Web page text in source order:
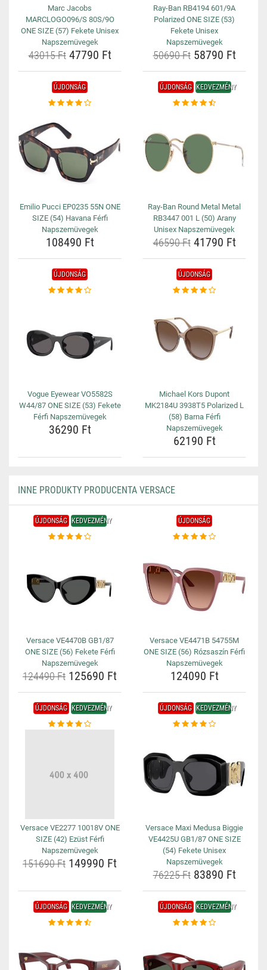
Marc Jacobs
MARCLOGO096/S 80S/9O
ONE SIZE (57) Fekete Unisex
Napszemüvegek
43015 Ft47790 Ft
Ray-Ban RB4194 601/9A
Polarized ONE SIZE (53)
Fekete Unisex
Napszemüvegek
50690 Ft58790 Ft
ÚJDONSÁG
Emilio Pucci EP0235 55N ONE
SIZE (54) Havana Férfi
Napszemüvegek
108490 Ft
ÚJDONSÁG KEDVEZMÉNY
Ray-Ban Round Metal Metal
RB3447 001 L (50) Arany
Unisex Napszemüvegek
46590 Ft41790 Ft
ÚJDONSÁG
Vogue Eyewear VO5582S
W44/87 ONE SIZE (53) Fekete
Férfi Napszemüvegek
36290 Ft
ÚJDONSÁG
Michael Kors Dupont
MK2184U 3938T5 Polarized L
(58) Barna Férfi
Napszemüvegek
62190 Ft
INNE PRODUKTY PRODUCENTA VERSACE
ÚJDONSÁG KEDVEZMÉNY
Versace VE4470B GB1/87
ONE SIZE (56) Fekete Férfi
Napszemüvegek
124490 Ft 125690 Ft
ÚJDONSÁG
Versace VE4471B 54755M
ONE SIZE (56) Rózsaszín Férfi
Napszemüvegek
124090 Ft
ÚJDONSÁG KEDVEZMÉNY
Versace VE2277 10018V ONE
SIZE (42) Ezüst Férfi
Napszemüvegek
151690 Ft 149990 Ft
ÚJDONSÁG KEDVEZMÉNY
Versace Maxi Medusa Biggie
VE4425U GB1/87 ONE SIZE
(54) Fekete Unisex
Napszemüvegek
76225 Ft83890 Ft
ÚJDONSÁG KEDVEZMÉNY ÚJDONSÁG KEDVEZMÉNY